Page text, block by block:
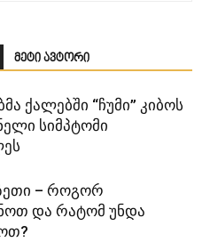
მეტი ავტორი
ქალებში “ჩუმი” კიბოს
სიმპტომი
– როგორ
და რატომ უნდა